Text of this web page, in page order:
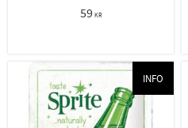
59KR
INFO